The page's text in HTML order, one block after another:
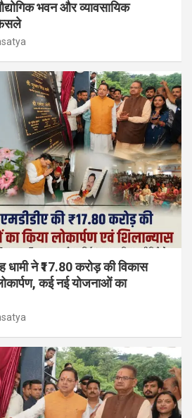
भवन और व्यावसायिक
धामी ने ₹17.80 करोड़ की विकास
कई नई योजनाओं का